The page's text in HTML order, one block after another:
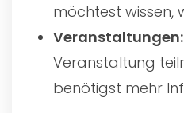
möchtest wissen,
Veranstaltungen:
Veranstaltung
benötigst mehr